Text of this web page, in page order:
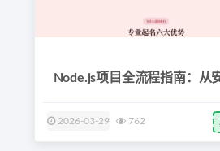
Node.js项目全流程指南：从
2026-03-29 762